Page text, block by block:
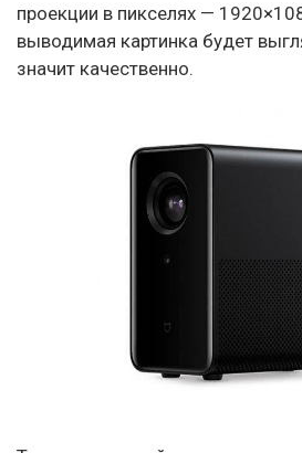
проекции в пикселях —
выводимая картинка будет
значит качественно.